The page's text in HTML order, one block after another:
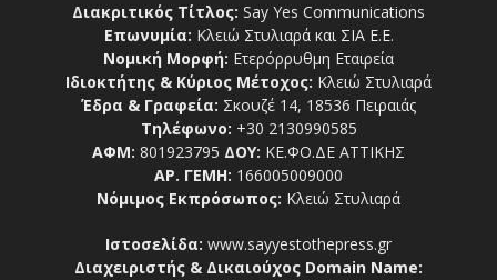
Διακριτικός Τίτλος: Say Yes Communications
Επωνυμία: Κλειώ Στυλιαρά και ΣΙΑ Ε.Ε.
Νομική Μορφή: Ετερόρρυθμη Εταιρεία
Ιδιοκτήτης & Κύριος Μέτοχος: Κλειώ Στυλιαρά
Έδρα & Γραφεία: Σκουζέ 14, 18536 Πειραιάς
Τηλέφωνο: +30 2130990585
ΑΦΜ: 801923795 ΔΟΥ: ΚΕ.ΦΟ.ΔΕ ΑΤΤΙΚΗΣ
ΑΡ. ΓΕΜΗ: 166005009000
Νόμιμος Εκπρόσωπος: Κλειώ Στυλιαρά
Ιστοσελίδα: www.sayyestothepress.gr
Διαχειριστής & Δικαιούχος Domain Name: